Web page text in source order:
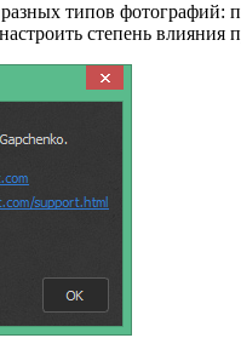
типов фотографий:
степень влияния